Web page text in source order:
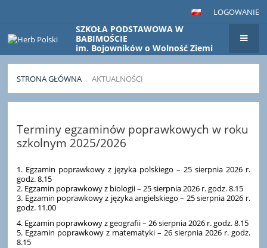
LOGOWANIE
SZKOŁA PODSTAWOWA W
BABIMOŚCIE
im. Bojowników o Wolność Ziemi
Babimojskiej
STRONA GŁÓWNA . AKTUALNOŚCI
Terminy egzaminów poprawkowych w roku
szkolnym 2025/2026
1. Egzamin poprawkowy z języka polskiego – 25 sierpnia 2026 r.
godz. 8.15
2. Egzamin poprawkowy z biologii – 25 sierpnia 2026 r. godz. 8.15
3. Egzamin poprawkowy z języka angielskiego – 25 sierpnia 2026 r.
godz. 11.00
4. Egzamin poprawkowy z geografii – 26 sierpnia 2026 r. godz. 8.15
5. Egzamin poprawkowy z matematyki – 26 sierpnia 2026 r. godz.
8.15